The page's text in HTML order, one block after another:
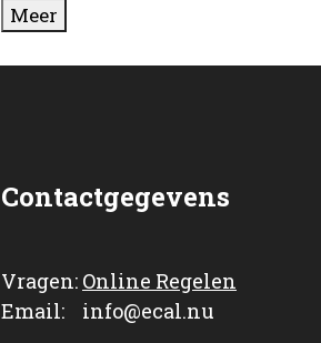
Meer
Contactgegevens
Vragen: Online Regelen
Email: info@ecal.nu